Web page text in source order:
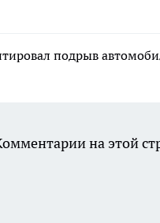
подрыв
на этой